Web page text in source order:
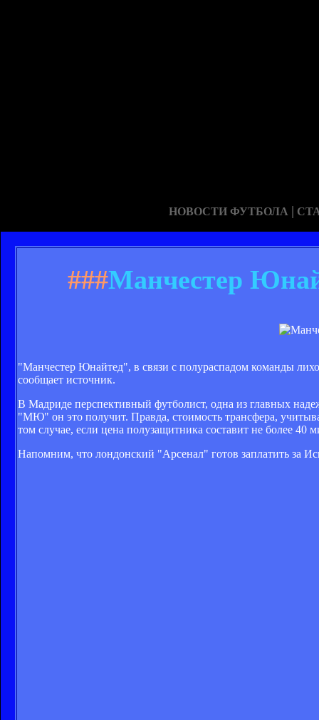
НОВОСТИ ФУТБОЛА |
###Манчестер
"Манчестер Юнайтед", в связи с полураспадом команды
сообщает источник.
В Мадриде перспективный футболист, одна из главных
"МЮ" он это получит. Правда, стоимость трансфера,
том случае, если цена полузащитника составит не более 40
Напомним, что лондонский "Арсенал" готов заплатить за